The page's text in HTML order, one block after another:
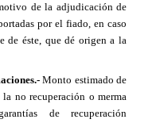
de la adjudicación de
por el fiado, en caso
de éste, que dé origen a la
Monto estimado de
no recuperación o merma
de recuperación